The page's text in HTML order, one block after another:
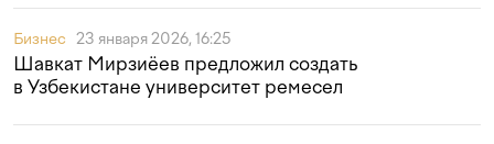
Бизнес 23 января 2026, 16:25
Шавкат Мирзиёев предложил создать
в Узбекистане университет ремесел